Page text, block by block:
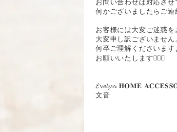
お問い合わせは対応させ
何かございましたらご
お客様には大変ご迷惑を
大変申し訳ございません
何卒ご理解くださいます
お願いいたします🙇🏻‍♀️
𝓔𝓿𝓮𝓵𝔂𝓷 𝐇𝐎𝐌𝐄
文音